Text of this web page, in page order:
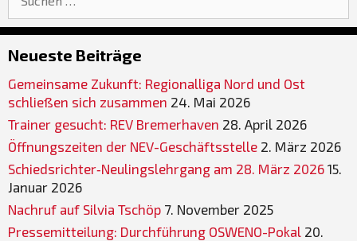
nach:
Neueste Beiträge
Gemeinsame Zukunft: Regionalliga Nord und Ost
schließen sich zusammen 24. Mai 2026
Trainer gesucht: REV Bremerhaven 28. April 2026
Öffnungszeiten der NEV-Geschäftsstelle 2. März 2026
Schiedsrichter‐Neulingslehrgang am 28. März 2026 15.
Januar 2026
Nachruf auf Silvia Tschöp 7. November 2025
Pressemitteilung: Durchführung OSWENO-Pokal 20.